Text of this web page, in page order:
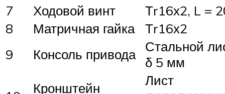
7
Ходовой винт
Тr16х2, L =
8
Матричная гайка
Тr16х2
9
Консоль привода
Стальной
δ 5 мм
Кронштейн
Лист